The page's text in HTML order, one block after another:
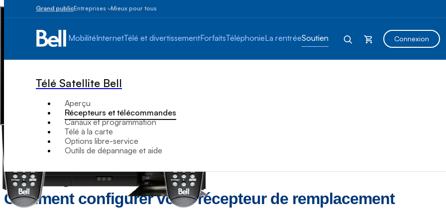
Grand publicEntreprises
entreprises
100
Moyennes
grandes
Plus
de
100
employés
Mieux pour tous
MobilitéInternetTélé et divertissementForfaitsTéléphonieLa rentréeSoutien Connexion
Télé Satellite Bell
Aperçu
Récepteurs et télécommandes
Canaux et programmation
Télé à la carte
Options libre-service
Outils de dépannage et aide
Comment configurer votre récepteur de remplacement